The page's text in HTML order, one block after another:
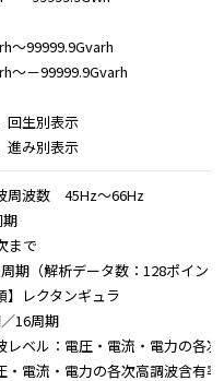
～99999.9Gvarh
～－99999.9Gvarh
回生別表示
進み別表示
周波数 45Hz～66Hz
期
まで
周期（解析データ数：128ポイン
】レクタンギュラ
16周期
レベル：電圧・電流・電力の各
電流・電力の各次高調波含有率